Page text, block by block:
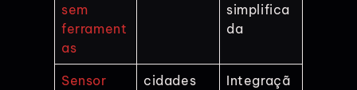
sem
ferrament
as
simplifica
da
Sensor
cidades
Integraçã